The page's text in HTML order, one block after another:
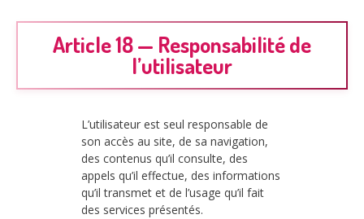
Article 18 — Responsabilité de
l’utilisateur
L’utilisateur est seul responsable de
son accès au site, de sa navigation,
des contenus qu’il consulte, des
appels qu’il effectue, des informations
qu’il transmet et de l’usage qu’il fait
des services présentés.